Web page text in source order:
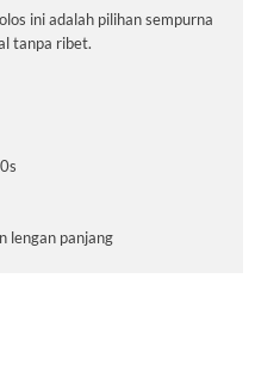
ini adalah pilihan sempurna
tanpa ribet.
lengan panjang